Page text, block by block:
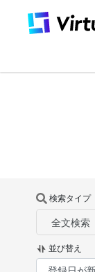
検索タイプ
全文検索
並び替え